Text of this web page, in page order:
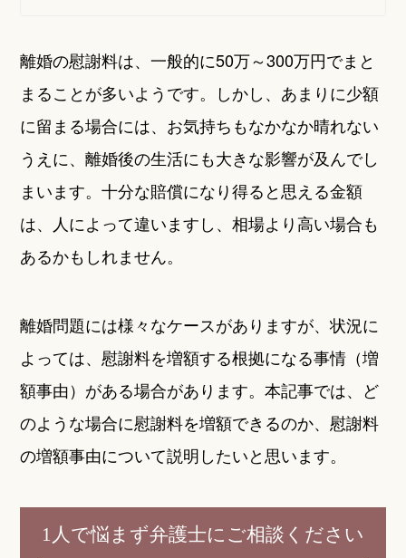
離婚の慰謝料は、一般的に50万～300万円でまと
まることが多いようです。しかし、あまりに少額
に留まる場合には、お気持ちもなかなか晴れない
うえに、離婚後の生活にも大きな影響が及んでし
まいます。十分な賠償になり得ると思える金額
は、人によって違いますし、相場より高い場合も
あるかもしれません。
離婚問題には様々なケースがありますが、状況に
よっては、慰謝料を増額する根拠になる事情（増
額事由）がある場合があります。本記事では、ど
のような場合に慰謝料を増額できるのか、慰謝料
の増額事由について説明したいと思います。
1人で悩まず弁護士にご相談ください